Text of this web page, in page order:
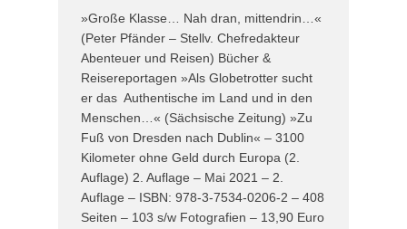
»Große Klasse… Nah dran, mittendrin…«
(Peter Pfänder – Stellv. Chefredakteur
Abenteuer und Reisen) Bücher &
Reisereportagen »Als Globetrotter sucht
er das Authentische im Land und in den
Menschen…« (Sächsische Zeitung) »Zu
Fuß von Dresden nach Dublin« – 3100
Kilometer ohne Geld durch Europa (2.
Auflage) 2. Auflage – Mai 2021 – 2.
Auflage – ISBN: 978-3-7534-0206-2 – 408
Seiten – 103 s/w Fotografien – 13,90 Euro